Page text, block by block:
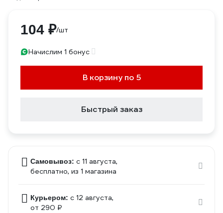
104 ₽/шт
Начислим 1 бонус
В корзину по 5
Быстрый заказ
Самовывоз: c 11 августа,
бесплатно, из 1 магазина
Курьером: c 12 августа,
от 290 ₽